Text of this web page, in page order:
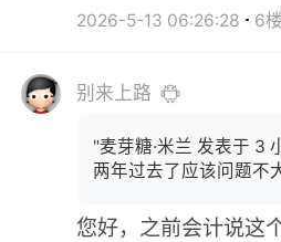
2026-5-13 06:26:28 6楼
别来上路
"麦芽糖·米兰 发表于 3
两年过去了应该问题不
您好，之前会计说这